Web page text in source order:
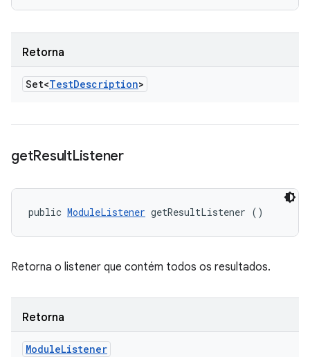
Retorna
Set<TestDescription>
getResultListener
public ModuleListener getResultListener ()
Retorna o listener que contém todos os resultados.
Retorna
ModuleListener